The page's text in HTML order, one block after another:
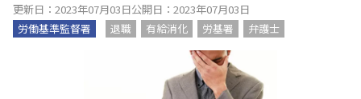
更新日：2023年07月03日公開日：2023年07月03日
労働基準監督署
退職 有給消化 労基署 弁護士